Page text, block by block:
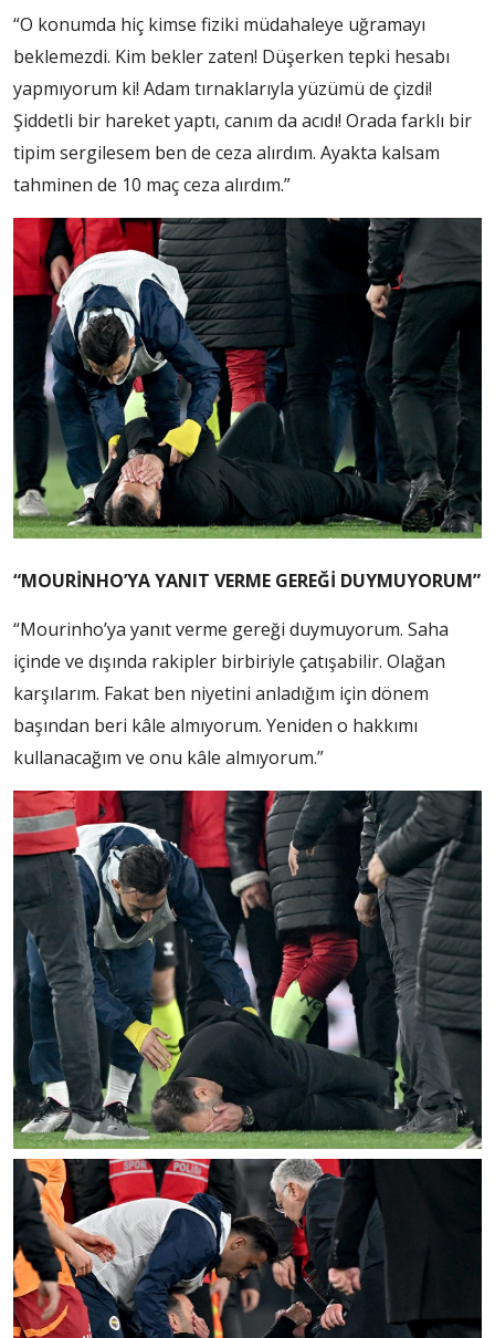
“O konumda hiç kimse fiziki müdahaleye uğramayı
beklemezdi. Kim bekler zaten! Düşerken tepki hesabı
yapmıyorum ki! Adam tırnaklarıyla yüzümü de çizdi!
Şiddetli bir hareket yaptı, canım da acıdı! Orada farklı bir
tipim sergilesem ben de ceza alırdım. Ayakta kalsam
tahminen de 10 maç ceza alırdım.”
“MOURİNHO’YA YANIT VERME GEREĞİ DUYMUYORUM”
“Mourinho’ya yanıt verme gereği duymuyorum. Saha
içinde ve dışında rakipler birbiriyle çatışabilir. Olağan
karşılarım. Fakat ben niyetini anladığım için dönem
başından beri kâle almıyorum. Yeniden o hakkımı
kullanacağım ve onu kâle almıyorum.”